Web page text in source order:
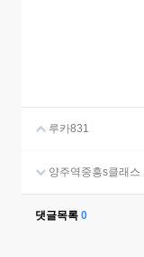
루카831
양주역중흥s클래스
댓글목록 0